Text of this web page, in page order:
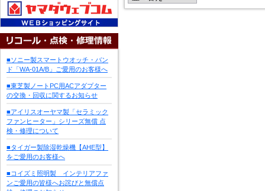
■ソニー製スマートウオッチ・バン
ド「WA-01A/B」ご愛用のお客様へ
■東芝製ノートPC用ACアダプター
の交換・回収に関するお知らせ
■アイリスオーヤマ製「セラミック
ファンヒーター」シリーズ無償 点
検・修理について
■タイガー製除湿乾燥機【AHE型】
をご愛用のお客様へ
■コイズミ照明製 インテリアファ
ンご愛用の皆様へお詫びと無償点